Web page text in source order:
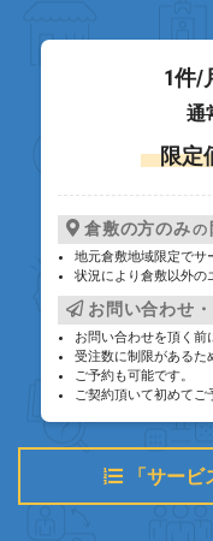
1件/
通
限定
倉敷の方のみの
地元倉敷地域限定でサ
状況により倉敷以外の
お問い合わせ
お問い合わせを頂く前
受注数に制限があるた
ご予約も可能です。
ご契約頂いて初めてご
「サー